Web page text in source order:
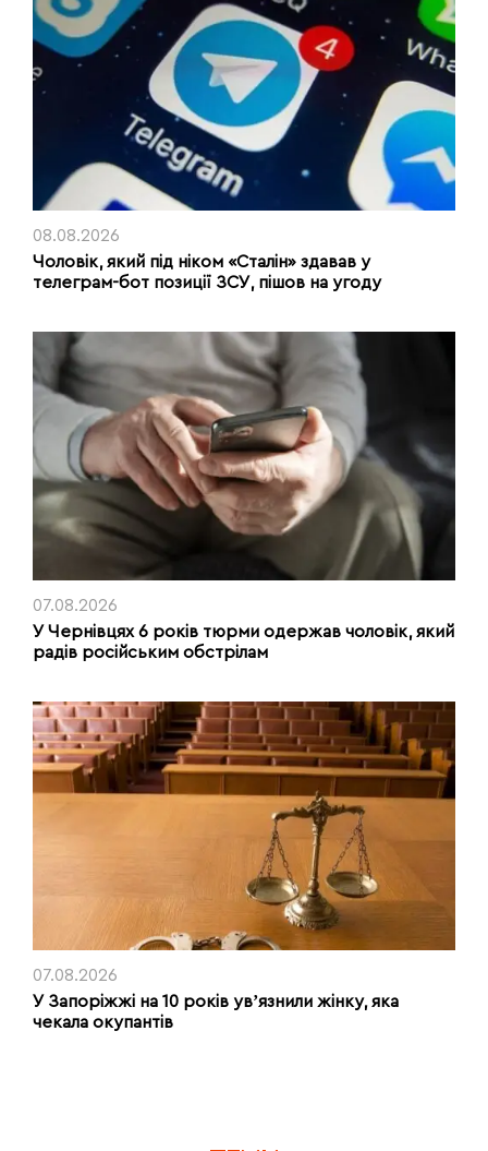
08.08.2026
Чоловік, який під ніком «Сталін» здавав у
телеграм-бот позиції ЗСУ, пішов на угоду
07.08.2026
У Чернівцях 6 років тюрми одержав чоловік, який
радів російським обстрілам
07.08.2026
У Запоріжжі на 10 років увʼязнили жінку, яка
чекала окупантів